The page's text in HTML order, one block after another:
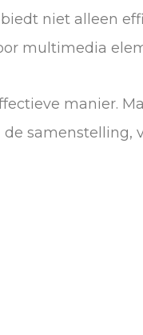
niet alleen
multimedia
manier.
samenstelling,